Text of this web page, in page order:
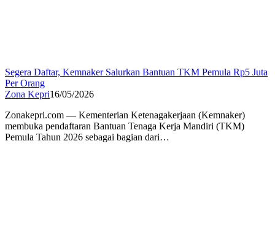
Segera Daftar, Kemnaker Salurkan Bantuan TKM Pemula Rp5 Juta
Per Orang
Zona Kepri16/05/2026
Zonakepri.com — Kementerian Ketenagakerjaan (Kemnaker)
membuka pendaftaran Bantuan Tenaga Kerja Mandiri (TKM)
Pemula Tahun 2026 sebagai bagian dari…